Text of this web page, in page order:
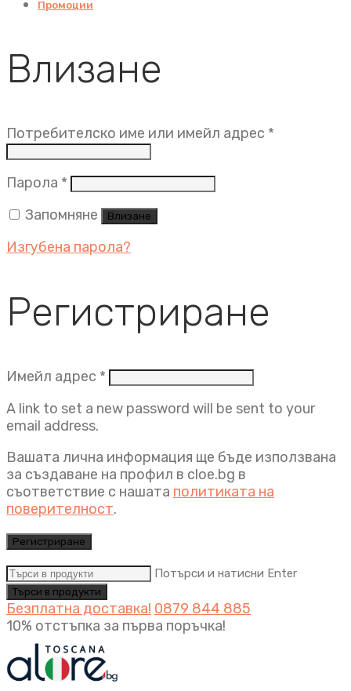
Промоции
Влизане
Потребителско име или имейл адрес *
Парола * Задължително
Запомняне
Влизане
Изгубена парола?
Регистриране
Имейл адрес * Задължително
A link to set a new password will be sent to your
email address.
Вашата лична информация ще бъде използвана
за създаване на профил в cloe.bg в
съответствие с нашата политиката на
поверителност.
Регистриране
Потърси и натисни Enter
Безплатна доставка! 0879 844 885
10% отстъпка за първа поръчка!